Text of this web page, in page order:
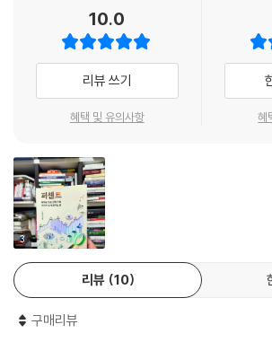
도 있었다(농림축산식품부.한국농촌경제연구원,
화’가 인간의 생명을 위협하는 ‘기후 위기’로 불리
--- p.153
“첫 스쿨 미투 사건 이후 성폭력 통계를 분석했다.
9%였다. 경고나 주의 정도로 그치고 넘어간 예까
징계를 받지 않았다.”
--- p.167
“최근 5년간 자폐성 장애인의 사망 원인으로 자살
비율이 41%나 되었다. 자폐성 장애인과 함께 발달
적장애인은 사고사 비율이 10.4%인 것에 비하면
망 시 평균연령이 23.8세로 나왔던 이유다.”
여성들은 ‘경력 단절’을 겪고 있으며, “출산과 육
들어 여성의 고용률은 57.5%까지 뚝 떨어진다(기
통계들이 무엇을 가리키는지 가늠해보기란 어렵
따로 또 같이 읽는 통계들
를 설명하면서도 하나의 주제(한국의 출산율)와도
조금 더 입체적으로 볼 수 있는 기회를 제공한다. 또
권리’도 각기 다른 주제를 통해 한국 사회가 직면한
는데 도움을 준다.
예컨대 한국 사회를 떠들썩하게 만들었던 장애인의
는 이런 통계가 있다. 2020년 보건복지부의 조사에
자의 21.7%가 월 3회 이하로만 외출한다. 휠체어
의 비율은 30.6%(국토교통부, 2012년)이며, 이마
10.0
리뷰 쓰기
혜택 및 유의사항 혜
3
리뷰 10
구매리뷰